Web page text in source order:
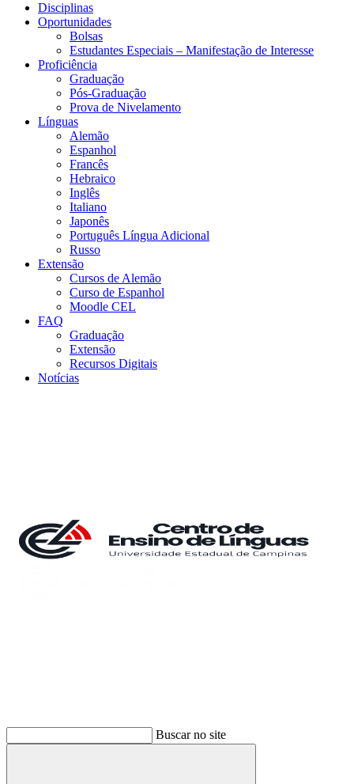
Disciplinas
Oportunidades
Bolsas
Estudantes Especiais – Manifestação de Interesse
Proficiência
Graduação
Pós-Graduação
Prova de Nivelamento
Línguas
Alemão
Espanhol
Francês
Hebraico
Inglês
Italiano
Japonês
Português Língua Adicional
Russo
Extensão
Cursos de Alemão
Curso de Espanhol
Moodle CEL
FAQ
Graduação
Extensão
Recursos Digitais
Notícias
Buscar no site